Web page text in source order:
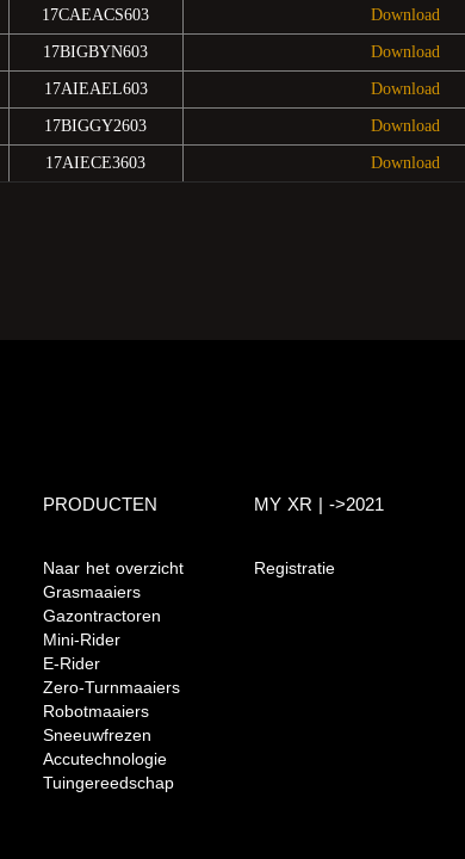
17CAEACS603 Download
17BIGBYN603 Download
17AIEAEL603 Download
17BIGGY2603 Download
17AIECE3603 Download
PRODUCTEN
Naar het overzicht
Grasmaaiers
Gazontractoren
Mini-Rider
E-Rider
Zero-Turnmaaiers
Robotmaaiers
Sneeuwfrezen
Accutechnologie
Tuingereedschap
MY XR | ->2021
Registratie